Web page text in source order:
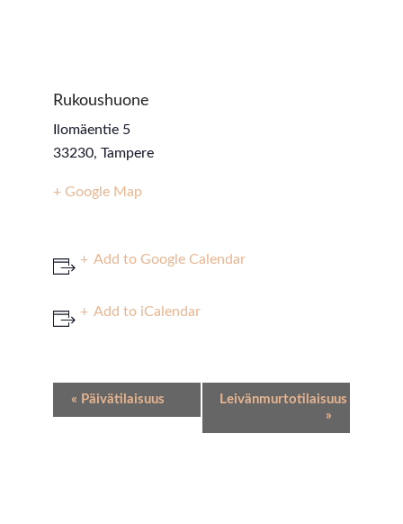
Rukoushuone
Ilomäentie 5
33230, Tampere
+ Google Map
Add to Google Calendar
Add to iCalendar
Event
« Päivätilaisuus
Leivänmurtotilaisuus
»